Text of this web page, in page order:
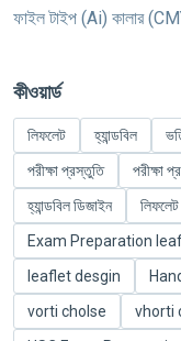
ফাইল টাইপ (Ai) কালার
কীওয়ার্ড
লিফলেট হ্যান্ডবিল
পরীক্ষা প্রস্তুতি
পরীক্ষা
হ্যান্ডবিল ডিজাইন
Exam Preparation
leaflet desgin
vorti cholse
vhorti